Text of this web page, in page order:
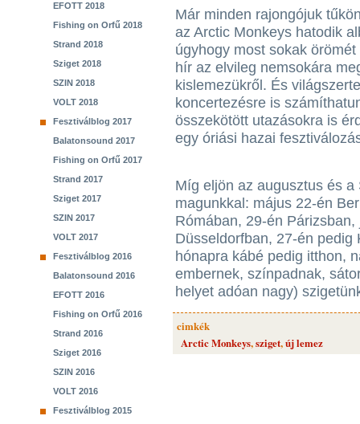
EFOTT 2018
Fishing on Orfű 2018
Strand 2018
Sziget 2018
SZIN 2018
VOLT 2018
Fesztiválblog 2017
Balatonsound 2017
Fishing on Orfű 2017
Strand 2017
Sziget 2017
SZIN 2017
VOLT 2017
Fesztiválblog 2016
Balatonsound 2016
EFOTT 2016
Fishing on Orfű 2016
Strand 2016
Sziget 2016
SZIN 2016
VOLT 2016
Fesztiválblog 2015
Már minden rajongójuk
az Arctic Monkeys hatodik
úgyhogy most sokak
hír az elvileg nemsokára
kislemezükről. És világszerte
koncertezésre is
összekötött utazásokra is
egy óriási hazai
Míg eljön az augusztus és
magunkkal: május 22-én
Rómában, 29-én
Düsseldorfban, 27-én
hónapra kábé pedig itthon,
embernek, színpadnak,
helyet adóan nagy)
cimkék
Arctic Monkeys,sziget,új lemez